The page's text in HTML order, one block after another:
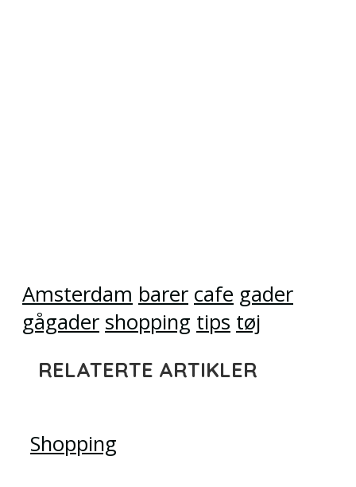
Amsterdam barer cafe gader
gågader shopping tips tøj
RELATERTE ARTIKLER
Shopping